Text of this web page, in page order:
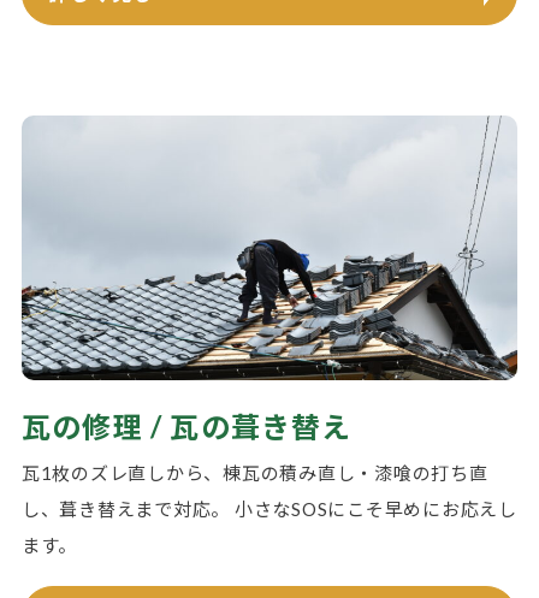
瓦の修理 / 瓦の葺き替え
瓦1枚のズレ直しから、棟瓦の積み直し・漆喰の打ち直
し、葺き替えまで対応。 小さなSOSにこそ早めにお応えし
ます。